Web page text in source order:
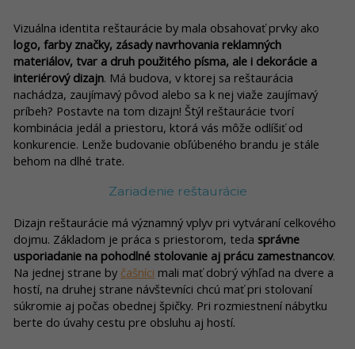
Vizuálna identita reštaurácie by mala obsahovať prvky ako
logo, farby značky, zásady navrhovania reklamných
materiálov, tvar a druh použitého písma, ale i dekorácie a
interiérový dizajn. Má budova, v ktorej sa reštaurácia
nachádza, zaujímavý pôvod alebo sa k nej viaže zaujímavý
príbeh? Postavte na tom dizajn! Štýl reštaurácie tvorí
kombinácia jedál a priestoru, ktorá vás môže odlíšiť od
konkurencie. Lenže budovanie obľúbeného brandu je stále
behom na dlhé trate.
Zariadenie reštaurácie
Dizajn reštaurácie má významný vplyv pri vytváraní celkového
dojmu. Základom je práca s priestorom, teda správne
usporiadanie na pohodlné stolovanie aj prácu zamestnancov.
Na jednej strane by čašníci mali mať dobrý výhľad na dvere a
hostí, na druhej strane návštevníci chcú mať pri stolovaní
súkromie aj počas obednej špičky. Pri rozmiestnení nábytku
berte do úvahy cestu pre obsluhu aj hostí.